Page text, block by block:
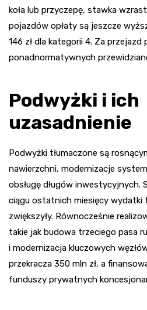
koła lub przyczepę, stawka
pojazdów opłaty są jeszcze
146 zł dla kategorii 4. Za przejazd
ponadnormatywnych
Podwyżki i ich
uzasadnienie
Podwyżki tłumaczone są
nawierzchni, modernizacje
obsługę długów inwestycyjnych.
ciągu ostatnich miesięcy wydatki
zwiększyły. Równocześnie
takie jak budowa trzeciego pasa
i modernizacja kluczowych
przekracza 350 mln zł, a
funduszy prywatnych